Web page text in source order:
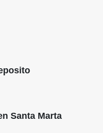
Santa Marta